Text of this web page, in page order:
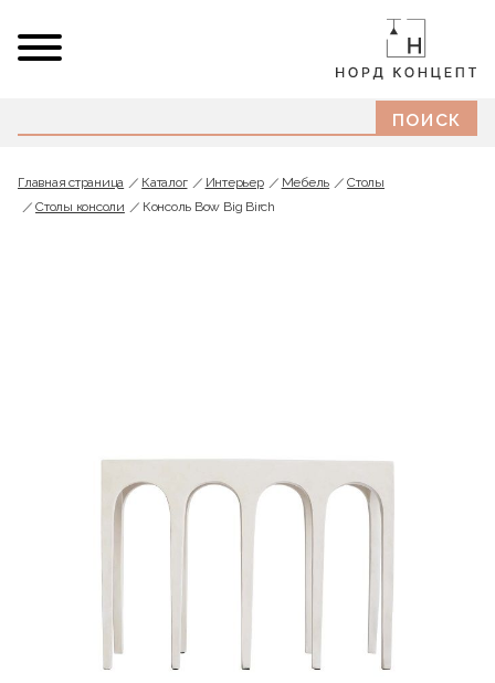
Главная страница Каталог Интерьер Мебель
Cтолы
Столы консоли
Консоль Bow Big Birch